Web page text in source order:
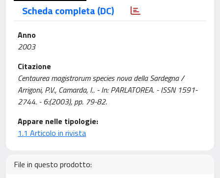
Scheda completa (DC)
Anno
2003
Citazione
Centaurea magistrorum species nova della Sardegna /
Arrigoni, P.V., Camarda, I.. - In: PARLATOREA. - ISSN 1591-
2744. - 6:(2003), pp. 79-82.
Appare nelle tipologie:
1.1 Articolo in rivista
File in questo prodotto: